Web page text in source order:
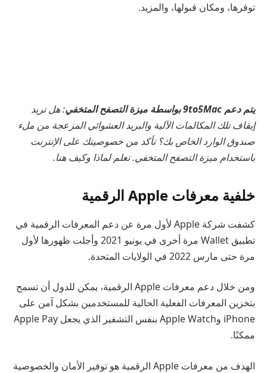
توفرها، ومكان قبولها، والمزيد.
يتم دعم 9to5Mac بواسطة ميزة التصفح المتخفي
: هل تريد
إيقاف تلك المكالمات الآلية والبريد العشوائي المزعجة من ملء
صندوق الوارد الخاص بك؟ تأكد من خصوصيتك على الإنترنت
باستخدام ميزة التصفح المتخفي. تعلم لماذا وكيف هنا.
خلفية معرفات Apple الرقمية
كشفت شركة Apple لأول مرة عن دعم المعرفات الرقمية في
تطبيق Wallet مرة أخرى في يونيو 2021 وأجلت ظهورها لأول
مرة حتى مارس 2022 في الولايات المتحدة.
ومن خلال دعم معرفات Apple الرقمية، يمكن للدول أن تسمح
بتخزين المعرفات الفعلية الحالية للمستخدمين بشكل آمن على
iPhone وApple Watch بنفس التشفير الذي يجعل Apple Pay
ممكنًا.
الهدف من معرفات Apple الرقمية هو توفير الأمان والخصوصية